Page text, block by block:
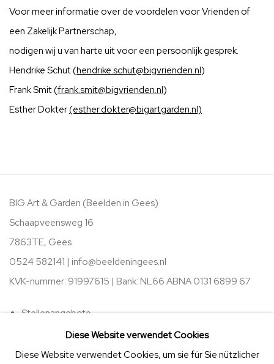
Voor meer informatie over de voordelen voor Vrienden of
een Zakelijk Partnerschap,
nodigen wij u van harte uit voor een persoonlijk gesprek.
Hendrike Schut (hendrike.schut@bigvrienden.nl)
Frank Smit (frank.smit@bigvrienden.nl)
Esther Dokter(esther.dokter@bigartgarden.nl)
BIG Art & Garden (Beelden in Gees)
Schaapveensweg 16
7863TE, Gees
0524 582141 | info@beeldeningees.nl
KVK-nummer: 91997615 | Bank: NL66 ABNA 0131 6899 67
Stellenangebote
ÖffnungszeitenDiese Website verwendet Cookies
Diese Website verwendet Cookies, um sie für Sie nützlicher